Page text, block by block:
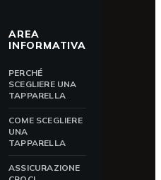
AREA
INFORMATIVA
PERCHÉ
SCEGLIERE UNA
TAPPARELLA
COME SCEGLIERE
UNA
TAPPARELLA
ASSICURAZIONE